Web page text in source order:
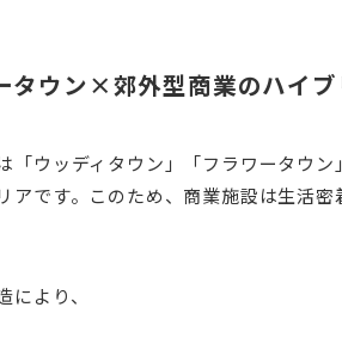
タウン×郊外型商業のハイ
「ウッディタウン」「フラワータウ
アです。このため、商業施設は生活
により、